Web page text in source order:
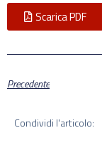
Scarica PDF
Precedente
Condividi l'articolo: